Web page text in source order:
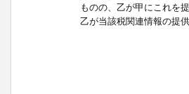
ものの、乙が甲にこれを
乙が当該税関連情報の提